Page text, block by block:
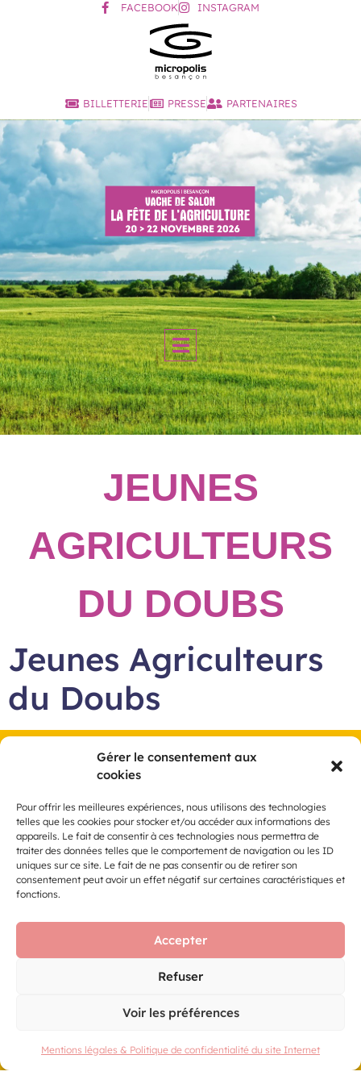
Gérer le consentement aux
cookies
Pour offrir les meilleures expériences, nous utilisons des technologies
telles que les cookies pour stocker et/ou accéder aux informations des
appareils. Le fait de consentir à ces technologies nous permettra de
traiter des données telles que le comportement de navigation ou les ID
uniques sur ce site. Le fait de ne pas consentir ou de retirer son
consentement peut avoir un effet négatif sur certaines caractéristiques et
fonctions.
Accepter
Refuser
Voir les préférences
Mentions légales & Politique de confidentialité du site Internet
FACEBOOK INSTAGRAM
BILLETTERIE PRESSE PARTENAIRES
JEUNES
AGRICULTEURS
DU DOUBS
Jeunes Agriculteurs
du Doubs
VACHE DE SALON 2026
VOIR LES ÉDITIONS PRÉCÉDENTES
3 Boulevard Ouest
CS 82019
25050 Besançon cedex